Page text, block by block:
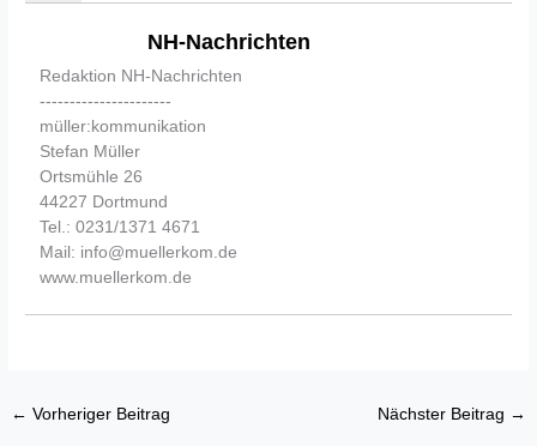
NH-Nachrichten
Redaktion NH-Nachrichten
----------------------
müller:kommunikation
Stefan Müller
Ortsmühle 26
44227 Dortmund
Tel.: 0231/1371 4671
Mail: info@muellerkom.de
www.muellerkom.de
← Vorheriger Beitrag Nächster Beitrag →